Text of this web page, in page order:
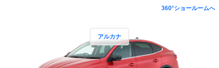
360°ショールームへ
アルカナ